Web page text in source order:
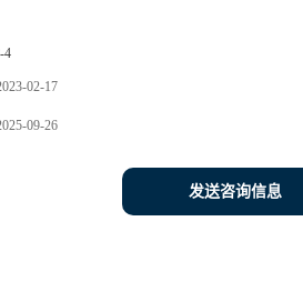
4
02-17
09-26
发送咨询信息